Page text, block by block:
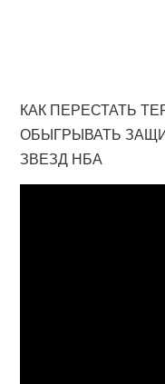
КАК ПЕРЕСТАТЬ
ОБЫГРЫВАТЬ
ЗВЕЗД НБА